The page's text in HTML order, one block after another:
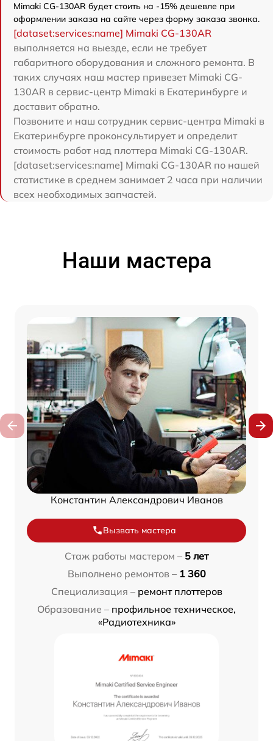
Mimaki CG-130AR будет стоить на -15% дешевле при
оформлении заказа на сайте через форму заказа звонка.
[dataset:services:name] Mimaki CG-130AR
выполняется на выезде, если не требует
габаритного оборудования и сложного ремонта. В
таких случаях наш мастер привезет Mimaki CG-
130AR в сервис-центр Mimaki в Екатеринбурге и
доставит обратно.
Позвоните и наш сотрудник сервис-центра Mimaki в
Екатеринбурге проконсультирует и определит
стоимость работ над плоттера Mimaki CG-130AR.
[dataset:services:name] Mimaki CG-130AR по нашей
статистике в среднем занимает 2 часа при наличии
всех необходимых запчастей.
Наши мастера
Константин Александрович Иванов
Вызвать мастера
Стаж работы мастером – 5 лет
Выполнено ремонтов – 1 360
Специализация – ремонт плоттеров
Образование – профильное техническое,
«Радиотехника»